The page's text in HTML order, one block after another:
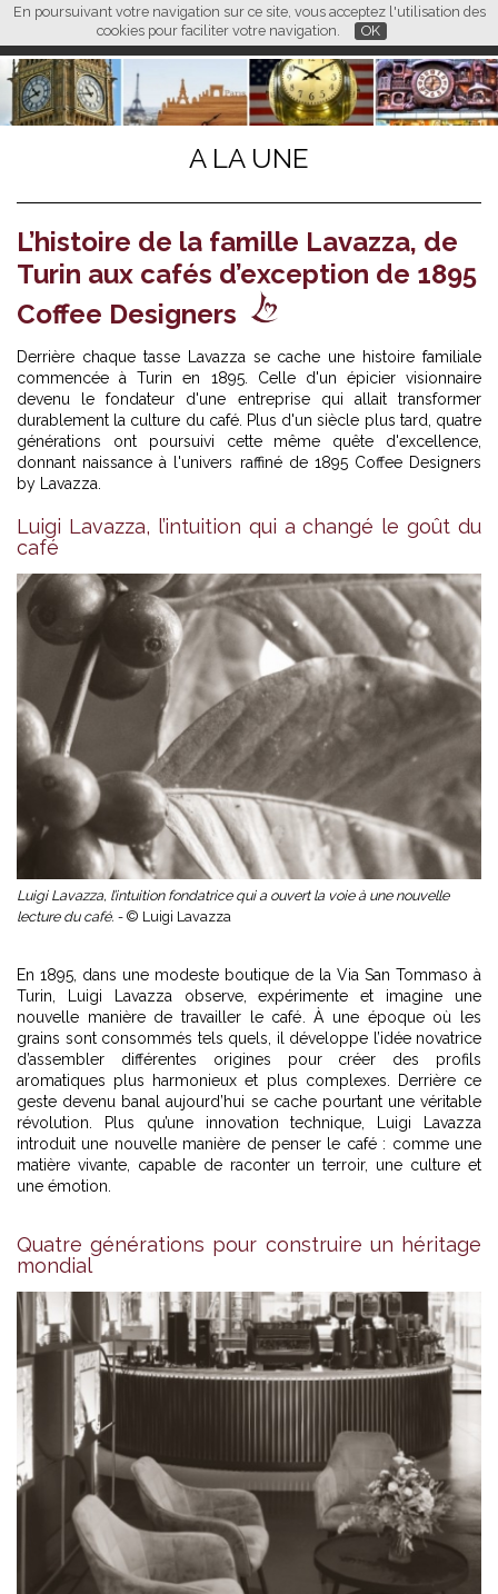
En poursuivant votre navigation sur ce site, vous acceptez l'utilisation des
cookies pour faciliter votre navigation.
OK
FR EN CN
L M
A LA UNE
L’histoire de la famille Lavazza, de
Turin aux cafés d’exception de 1895
Coffee Designers
Derrière chaque tasse Lavazza se cache une histoire familiale
commencée à Turin en 1895. Celle d'un épicier visionnaire
devenu le fondateur d'une entreprise qui allait transformer
durablement la culture du café. Plus d'un siècle plus tard, quatre
générations ont poursuivi cette même quête d'excellence,
donnant naissance à l'univers raffiné de 1895 Coffee Designers
by Lavazza.
Luigi Lavazza, l’intuition qui a changé le goût du
café
Luigi Lavazza, l’intuition fondatrice qui a ouvert la voie à une nouvelle
lecture du café. - © Luigi Lavazza
En 1895, dans une modeste boutique de la Via San Tommaso à
Turin, Luigi Lavazza observe, expérimente et imagine une
nouvelle manière de travailler le café. À une époque où les
grains sont consommés tels quels, il développe l’idée novatrice
d’assembler différentes origines pour créer des profils
aromatiques plus harmonieux et plus complexes. Derrière ce
geste devenu banal aujourd’hui se cache pourtant une véritable
révolution. Plus qu’une innovation technique, Luigi Lavazza
introduit une nouvelle manière de penser le café : comme une
matière vivante, capable de raconter un terroir, une culture et
une émotion.
Quatre générations pour construire un héritage
mondial